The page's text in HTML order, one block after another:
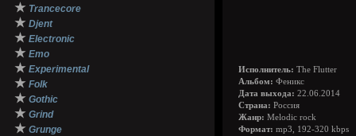
★ Trancecore
★ Djent
★ Electronic
★ Emo
★ Experimental
★ Folk
★ Gothic
★ Grind
★ Grunge
Исполнитель: The Flutter
Альбом: Феникс
Дата выхода: 22.06.2014
Страна: Россия
Жанр: Melodic rock
Формат: mp3, 192-320 kbps